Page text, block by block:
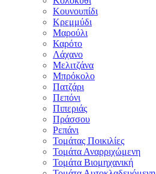
Κουνουπίδι
Κρεμμύδι
Μαρούλι
Καρότο
Λάχανο
Μελιτζάνα
Μπρόκολο
Πατζάρι
Πεπόνι
Πιπεριάς
Πράσσου
Ρεπάνι
Τομάτας Ποικιλίες
Τομάτα Αναρριχώμενη
Τομάτα Βιομηχανική